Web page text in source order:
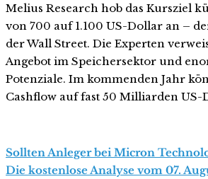
Melius Research hob das Kursziel
von 700 auf 1.100 US-Dollar an –
der Wall Street. Die Experten
Angebot im Speichersektor und
Potenziale. Im kommenden Jahr
Cashflow auf fast 50 Milliarden US-
Sollten Anleger bei Micron
Die kostenlose Analyse vom 07.